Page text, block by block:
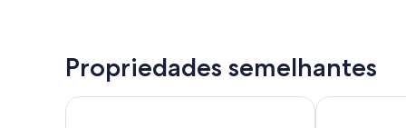
Propriedades semelhantes
Hotel Beatriz Costa & Spa Galeon Playa